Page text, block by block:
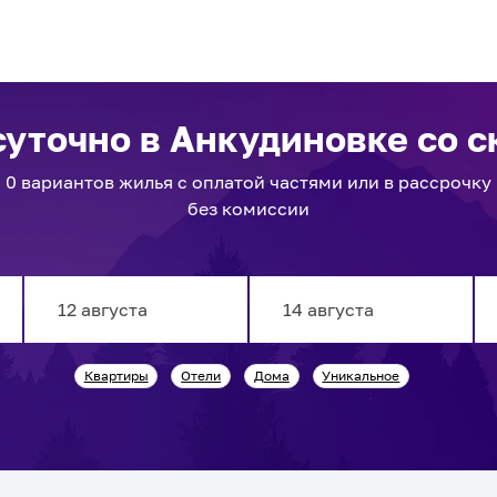
в Анкудиновке со
0 вариантов жилья с оплатой частями или в рассрочку
без комиссии
forward
backward
Квартиры Отели Дома Уникальное